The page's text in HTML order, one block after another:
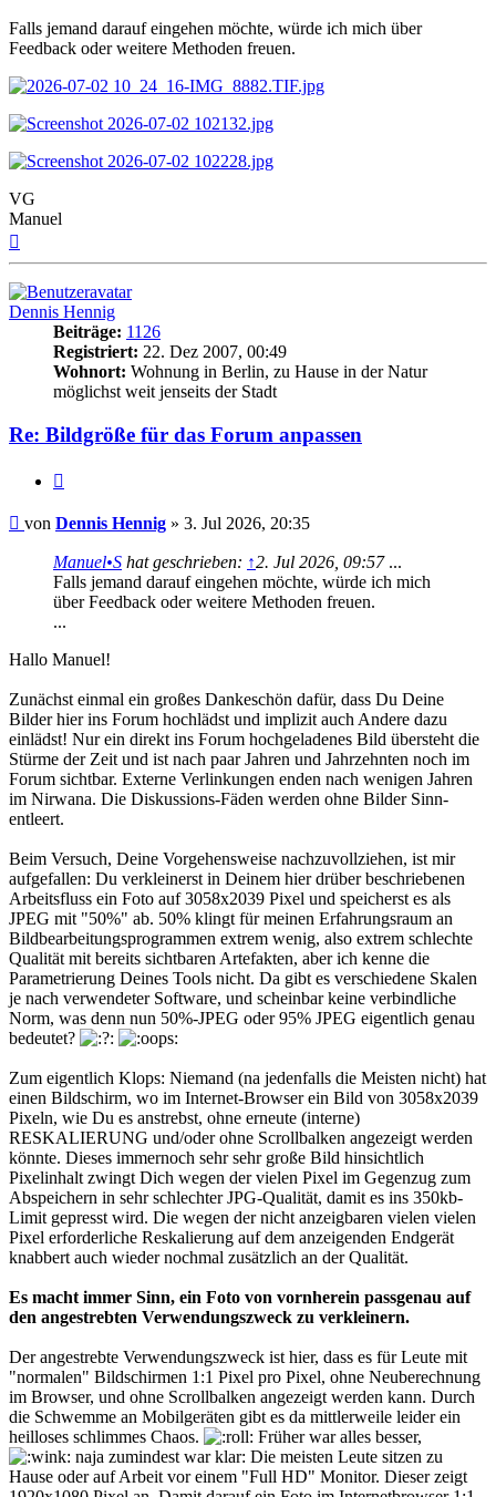
Falls jemand darauf eingehen möchte, würde ich mich über
Feedback oder weitere Methoden freuen.
VG
Manuel
Dennis Hennig
Beiträge: 1126
Registriert: 22. Dez 2007, 00:49
Wohnort: Wohnung in Berlin, zu Hause in der Natur
möglichst weit jenseits der Stadt
Re: Bildgröße für das Forum anpassen
Beitrag
von Dennis Hennig » 3. Jul 2026, 20:35
Manuel•S hat geschrieben: ↑2. Jul 2026, 09:57...
Falls jemand darauf eingehen möchte, würde ich mich
über Feedback oder weitere Methoden freuen.
...
Hallo Manuel!
Zunächst einmal ein großes Dankeschön dafür, dass Du Deine
Bilder hier ins Forum hochlädst und implizit auch Andere dazu
einlädst! Nur ein direkt ins Forum hochgeladenes Bild übersteht die
Stürme der Zeit und ist nach paar Jahren und Jahrzehnten noch im
Forum sichtbar. Externe Verlinkungen enden nach wenigen Jahren
im Nirwana. Die Diskussions-Fäden werden ohne Bilder Sinn-
entleert.
Beim Versuch, Deine Vorgehensweise nachzuvollziehen, ist mir
aufgefallen: Du verkleinerst in Deinem hier drüber beschriebenen
Arbeitsfluss ein Foto auf 3058x2039 Pixel und speicherst es als
JPEG mit "50%" ab. 50% klingt für meinen Erfahrungsraum an
Bildbearbeitungsprogrammen extrem wenig, also extrem schlechte
Qualität mit bereits sichtbaren Artefakten, aber ich kenne die
Parametrierung Deines Tools nicht. Da gibt es verschiedene Skalen
je nach verwendeter Software, und scheinbar keine verbindliche
Norm, was denn nun 50%-JPEG oder 95% JPEG eigentlich genau
bedeutet?
Zum eigentlich Klops: Niemand (na jedenfalls die Meisten nicht) hat
einen Bildschirm, wo im Internet-Browser ein Bild von 3058x2039
Pixeln, wie Du es anstrebst, ohne erneute (interne)
RESKALIERUNG und/oder ohne Scrollbalken angezeigt werden
könnte. Dieses immernoch sehr sehr große Bild hinsichtlich
Pixelinhalt zwingt Dich wegen der vielen Pixel im Gegenzug zum
Abspeichern in sehr schlechter JPG-Qualität, damit es ins 350kb-
Limit gepresst wird. Die wegen der nicht anzeigbaren vielen vielen
Pixel erforderliche Reskalierung auf dem anzeigenden Endgerät
knabbert auch wieder nochmal zusätzlich an der Qualität.
Es macht immer Sinn, ein Foto von vornherein passgenau auf
den angestrebten Verwendungszweck zu verkleinern.
Der angestrebte Verwendungszweck ist hier, dass es für Leute mit
"normalen" Bildschirmen 1:1 Pixel pro Pixel, ohne Neuberechnung
im Browser, und ohne Scrollbalken angezeigt werden kann. Durch
die Schwemme an Mobilgeräten gibt es da mittlerweile leider ein
heilloses schlimmes Chaos.
Früher war alles besser,
naja zumindest war klar: Die meisten Leute sitzen zu
Hause oder auf Arbeit vor einem "Full HD" Monitor. Dieser zeigt